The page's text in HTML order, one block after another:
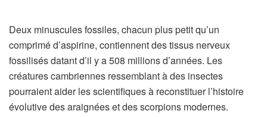
Deux minuscules fossiles, chacun plus petit qu’un
comprimé d’aspirine, contiennent des tissus nerveux
fossilisés datant d’il y a 508 millions d’années. Les
créatures cambriennes ressemblant à des insectes
pourraient aider les scientifiques à reconstituer l’histoire
évolutive des araignées et des scorpions modernes.